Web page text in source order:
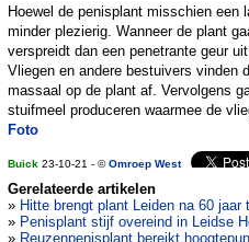
Hoewel de penisplant misschien
minder plezierig. Wanneer de plant
verspreidt dan een penetrante geur
Vliegen en andere bestuivers vinden
massaal op de plant af. Vervolgens
stuifmeel produceren waarmee de
Foto
Buick 23-10-21 - ©Omroep West
Gerelateerde artikelen
» Hitte brengt plant Leiden na 60 jaar
» Penisplant stijf overeind in Leidse
» Reuzenpenisplant bereikt